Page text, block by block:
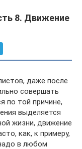
8. Движение
даже после
совершать
по той причине,
выделяется
жизни, движение
как, к примеру,
в любом